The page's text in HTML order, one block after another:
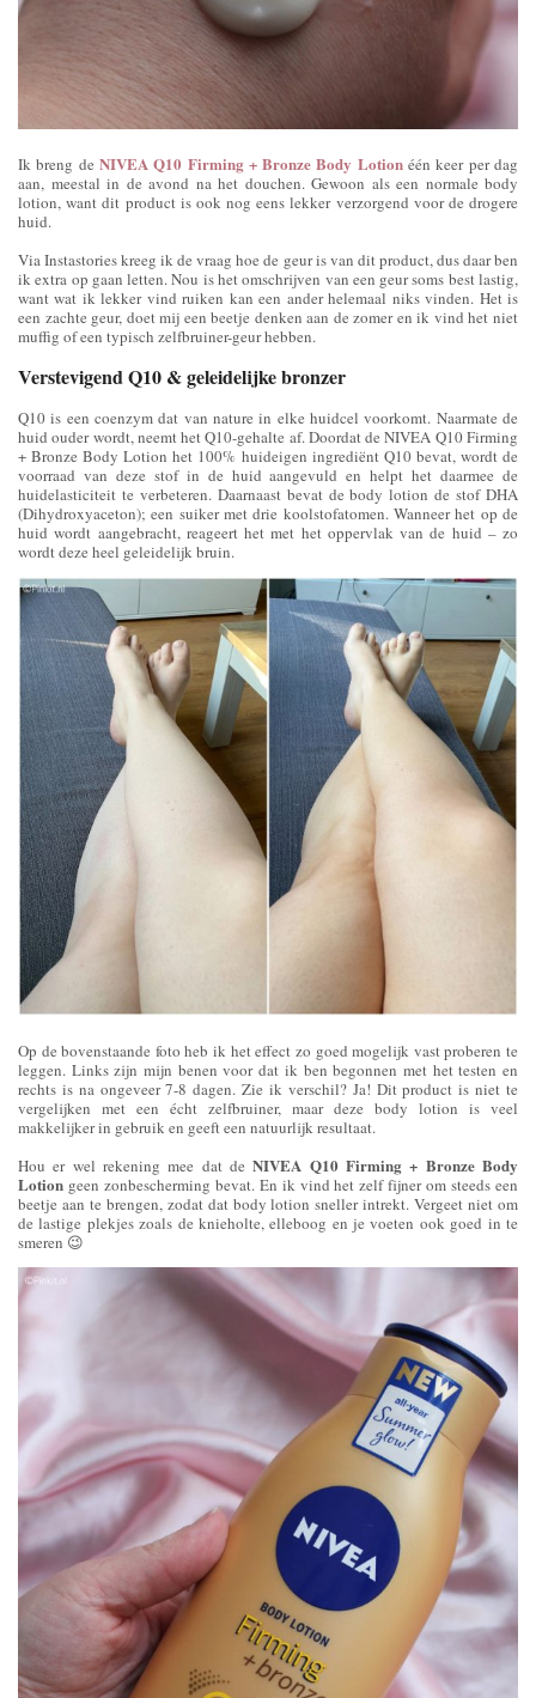
Ik breng de NIVEA Q10 Firming + Bronze Body Lotionéén keer per dag
aan, meestal in de avond na het douchen. Gewoon als een normale body
lotion, want dit product is ook nog eens lekker verzorgend voor de drogere
huid.
Via Instastories kreeg ik de vraag hoe de geur is van dit product, dus daar ben
ik extra op gaan letten. Nou is het omschrijven van een geur soms best lastig,
want wat ik lekker vind ruiken kan een ander helemaal niks vinden. Het is
een zachte geur, doet mij een beetje denken aan de zomer en ik vind het niet
muffig of een typisch zelfbruiner-geur hebben.
Verstevigend Q10 & geleidelijke bronzer
Q10 is een coenzym dat van nature in elke huidcel voorkomt. Naarmate de
huid ouder wordt, neemt het Q10-gehalte af. Doordat de NIVEA Q10 Firming
+ Bronze Body Lotion het 100% huideigen ingrediënt Q10 bevat, wordt de
voorraad van deze stof in de huid aangevuld en helpt het daarmee de
huidelasticiteit te verbeteren. Daarnaast bevat de body lotion de stof DHA
(Dihydroxyaceton); een suiker met drie koolstofatomen. Wanneer het op de
huid wordt aangebracht, reageert het met het oppervlak van de huid – zo
wordt deze heel geleidelijk bruin.
Op de bovenstaande foto heb ik het effect zo goed mogelijk vast proberen te
leggen. Links zijn mijn benen voor dat ik ben begonnen met het testen en
rechts is na ongeveer 7-8 dagen. Zie ik verschil? Ja! Dit product is niet te
vergelijken met een écht zelfbruiner, maar deze body lotion is veel
makkelijker in gebruik en geeft een natuurlijk resultaat.
Hou er wel rekening mee dat deNIVEA Q10 Firming + Bronze Body
Lotion geen zonbescherming bevat. En ik vind het zelf fijner om steeds een
beetje aan te brengen, zodat dat body lotion sneller intrekt. Vergeet niet om
de lastige plekjes zoals de knieholte, elleboog en je voeten ook goed in te
smeren 😉